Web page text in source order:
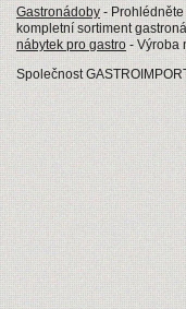
Gastronádoby -
kompletní sortiment
nábytek pro gastro - Výroba
Společnost